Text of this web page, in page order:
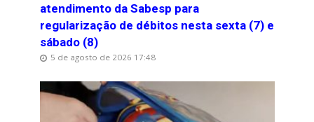
atendimento da Sabesp para
regularização de débitos nesta sexta (7) e
sábado (8)
5 de agosto de 2026 17:48